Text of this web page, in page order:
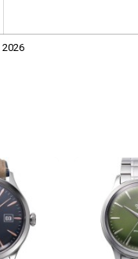
2026